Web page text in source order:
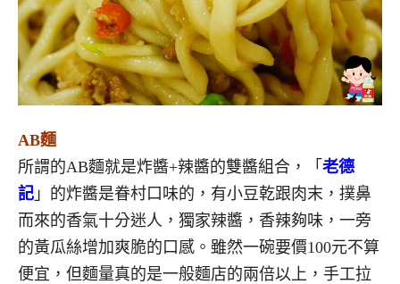
AB麵
所謂的AB麵就是炸醬+辣醬的雙醬組合，「 老德
記 」的炸醬是眷村口味的，有小豆乾跟肉末，撲鼻
而來的香氣十分迷人，獨家辣醬，香辣夠味，一旁
的黃瓜絲增加爽脆的口感。雖然一碗要價100元不算
便宜，但麵量真的是一般麵店的兩倍以上，手工拉